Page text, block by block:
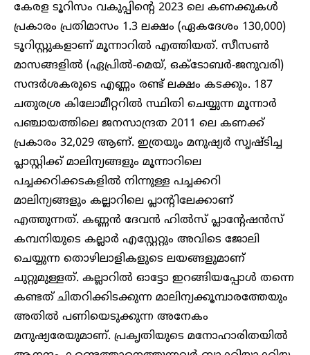
കേരള ടൂറിസം വകുപ്പിന്റെ 2023 ലെ കണക്കുകൾ
പ്രകാരം പ്രതിമാസം 1.3 ലക്ഷം (ഏകദേശം 130,000)
ടൂറിസ്റ്റുകളാണ് മൂന്നാറിൽ എത്തിയത്. സീസൺ
മാസങ്ങളിൽ (ഏപ്രിൽ-മെയ്‌, ഒക്ടോബർ-ജനുവരി)
സന്ദർശകരുടെ എണ്ണം രണ്ട് ലക്ഷം കടക്കും. 187
ചതുരശ്ര കിലോമീറ്ററിൽ സ്ഥിതി ചെയ്യുന്ന മൂന്നാർ
പഞ്ചായത്തിലെ ജനസാന്ദ്രത 2011 ലെ കണക്ക്
പ്രകാരം 32,029 ആണ്. ഇത്രയും മനുഷ്യർ സൃഷ്ടിച്ച
പ്ലാസ്റ്റിക്ക് മാലിന്യങ്ങളും മൂന്നാറിലെ
പച്ചക്കറിക്കടകളിൽ നിന്നുള്ള പച്ചക്കറി
മാലിന്യങ്ങളും കല്ലാറിലെ പ്ലാന്റിലേക്കാണ്
എത്തുന്നത്. കണ്ണൻ ദേവൻ ഹിൽസ് പ്ലാന്റേഷൻസ്
കമ്പനിയുടെ കല്ലാ‍ർ എസ്റ്റേറ്റും അവിടെ ജോലി
ചെയ്യുന്ന തൊഴിലാളികളുടെ ലയങ്ങളുമാണ്
ചുറ്റുമുള്ളത്. കല്ലാറിൽ ഓട്ടോ ഇറങ്ങിയപ്പോൾ തന്നെ
കണ്ടത് ചിതറിക്കിടക്കുന്ന മാലിന്യക്കൂമ്പാരത്തേയും
അതിൽ പണിയെടുക്കുന്ന അനേകം
മനുഷ്യരേയുമാണ്. പ്രകൃതിയുടെ മനോഹാരിതയിൽ